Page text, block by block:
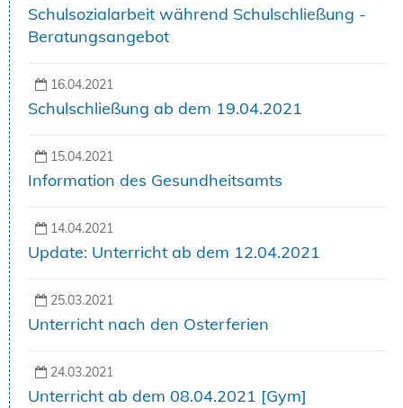
Schulsozialarbeit während Schulschließung -
Beratungsangebot
16.04.2021
Schulschließung ab dem 19.04.2021
15.04.2021
Information des Gesundheitsamts
14.04.2021
Update: Unterricht ab dem 12.04.2021
25.03.2021
Unterricht nach den Osterferien
24.03.2021
Unterricht ab dem 08.04.2021 [Gym]